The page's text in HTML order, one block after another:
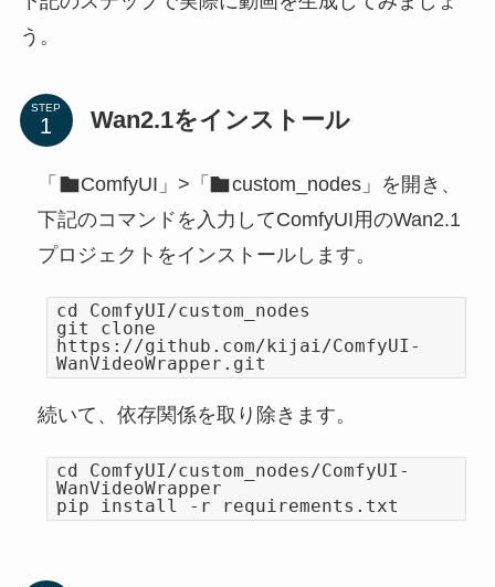
う。
STEP Wan2.1をインストール
「 ComfyUI」>「
custom_nodes」を開き、
下記のコマンドを入力してComfyUI用のWan2.1
プロジェクトをインストールします。
cd ComfyUI/custom_nodes
git clone
https://github.com/kijai/ComfyUI-
WanVideoWrapper.git
続いて、依存関係を取り除きます。
cd ComfyUI/custom_nodes/ComfyUI-
WanVideoWrapper
pip install -r requirements.txt